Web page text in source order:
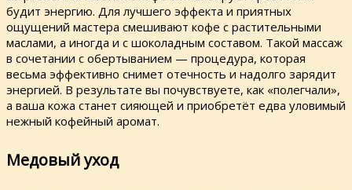
будит энергию. Для лучшего эффекта и приятных
ощущений мастера смешивают кофе с растительными
маслами, а иногда и с шоколадным составом. Такой массаж
в сочетании с обертыванием — процедура, которая
весьма эффективно снимет отечность и надолго зарядит
энергией. В результате вы почувствуете, как «полегчали»,
а ваша кожа станет сияющей и приобретёт едва уловимый
нежный кофейный аромат.
Медовый уход